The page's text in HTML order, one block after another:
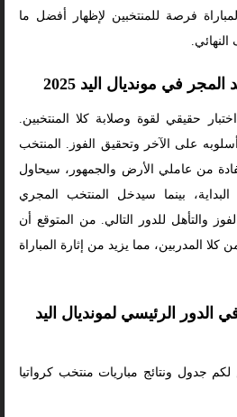
فرصة للمنتخبين لإظهار أفضل ما
في مونديال اليد 2025
حقيقي لقوة وصلابة كلا المنتخبين.
على الآخر وتحقيق الفوز. المنتخب
من عاملي الأرض والجمهور، سيحاول
بينما سيدخل المنتخب المجري
والتأهل للدور التالي. من المتوقع أن
كلا المدربين، مما يزيد من إثارة المباراة
الدور الرئيسي لمونديال اليد
جدول ونتائج مباريات منتخب كرواتيا